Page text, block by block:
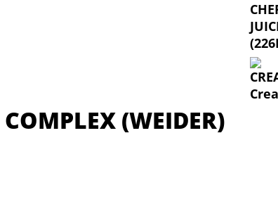
(WEIDER)